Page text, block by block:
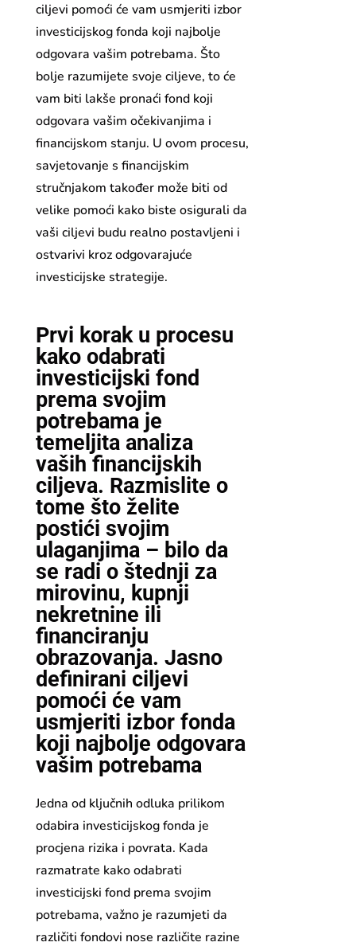
ciljevi pomoći će vam usmjeriti izbor
investicijskog fonda koji najbolje
odgovara vašim potrebama. Što
bolje razumijete svoje ciljeve, to će
vam biti lakše pronaći fond koji
odgovara vašim očekivanjima i
financijskom stanju. U ovom procesu,
savjetovanje s financijskim
stručnjakom također može biti od
velike pomoći kako biste osigurali da
vaši ciljevi budu realno postavljeni i
ostvarivi kroz odgovarajuće
investicijske strategije.
Prvi korak u procesu
kako odabrati
investicijski fond
prema svojim
potrebama je
temeljita analiza
vaših financijskih
ciljeva. Razmislite o
tome što želite
postići svojim
ulaganjima – bilo da
se radi o štednji za
mirovinu, kupnji
nekretnine ili
financiranju
obrazovanja. Jasno
definirani ciljevi
pomoći će vam
usmjeriti izbor fonda
koji najbolje odgovara
vašim potrebama
Jedna od ključnih odluka prilikom
odabira investicijskog fonda je
procjena rizika i povrata. Kada
razmatrate kako odabrati
investicijski fond prema svojim
potrebama, važno je razumjeti da
različiti fondovi nose različite razine